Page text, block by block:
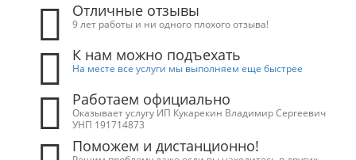
Отличные отзывы
9 лет работы и ни одного плохого отзыва!
К нам можно подъехать
На месте все услуги мы выполняем еще быстрее
Работаем официально
Оказывает услугу ИП Кукарекин Владимир Сергеевич
УНП 191714873
Поможем и дистанционно!